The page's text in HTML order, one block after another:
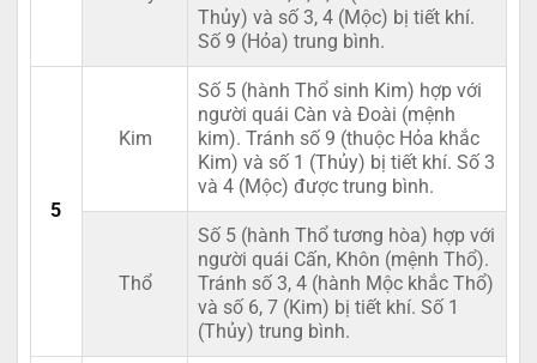
Thủy) và số 3, 4 (Mộc) bị tiết khí.
Số 9 (Hỏa) trung bình.
5
Kim
Số 5 (hành Thổ sinh Kim) hợp với
người quái Càn và Đoài (mệnh
kim). Tránh số 9 (thuộc Hỏa khắc
Kim) và số 1 (Thủy) bị tiết khí. Số 3
và 4 (Mộc) được trung bình.
Thổ
Số 5 (hành Thổ tương hòa) hợp với
người quái Cấn, Khôn (mệnh Thổ).
Tránh số 3, 4 (hành Mộc khắc Thổ)
và số 6, 7 (Kim) bị tiết khí. Số 1
(Thủy) trung bình.